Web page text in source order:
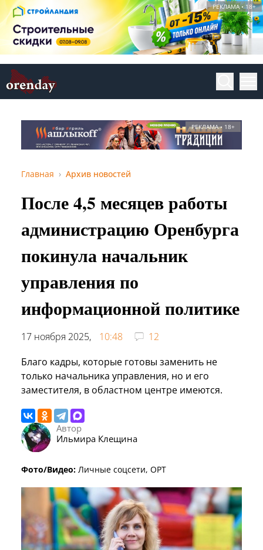
РЕКЛАМА • 18+
РЕКЛАМА • 18+
Главная Архив новостей
После 4,5 месяцев работы
администрацию Оренбурга
покинула начальник
управления по
информационной политике
17 ноября 2025, 10:48
12
Благо кадры, которые готовы заменить не
только начальника управления, но и его
заместителя, в областном центре имеются.
Автор
Ильмира Клещина
Фото/Видео: Личные соцсети, ОРТ